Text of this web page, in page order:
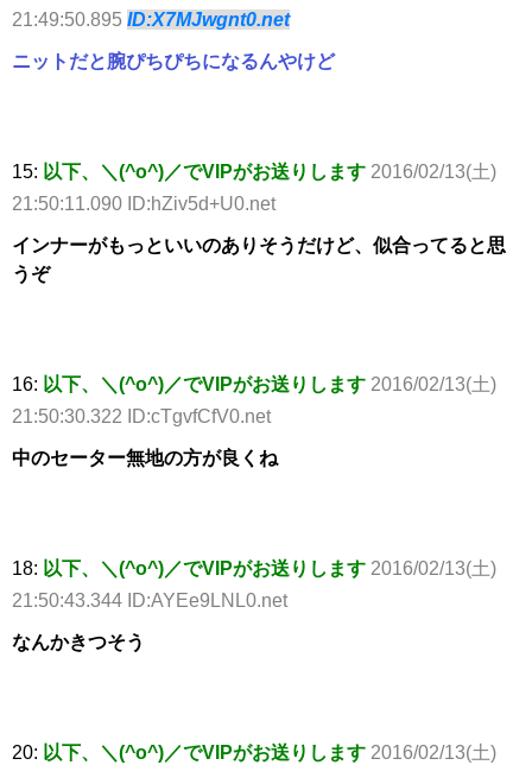
21:49:50.895 ID:X7MJwgnt0.net
ニットだと腕ぴちぴちになるんやけど
15: 以下、＼(^o^)／でVIPがお送りします 2016/02/13(土)
21:50:11.090 ID:hZiv5d+U0.net
インナーがもっといいのありそうだけど、似合ってると思
うぞ
16: 以下、＼(^o^)／でVIPがお送りします 2016/02/13(土)
21:50:30.322 ID:cTgvfCfV0.net
中のセーター無地の方が良くね
18: 以下、＼(^o^)／でVIPがお送りします 2016/02/13(土)
21:50:43.344 ID:AYEe9LNL0.net
なんかきつそう
20: 以下、＼(^o^)／でVIPがお送りします 2016/02/13(土)